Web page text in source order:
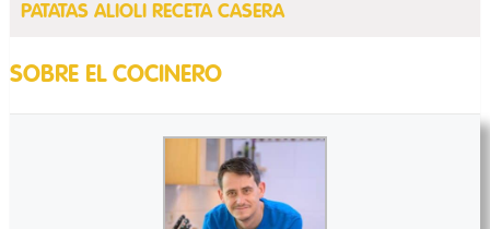
PATATAS ALIOLI RECETA CASERA
SOBRE EL COCINERO